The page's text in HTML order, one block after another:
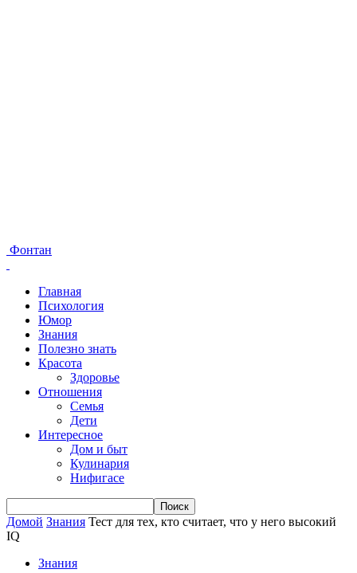
Фонтан
Главная
Психология
Юмор
Знания
Полезно знать
Красота
Здоровье
Отношения
Семья
Дети
Интересное
Дом и быт
Кулинария
Нифигасе
Домой Знания Тест для тех, кто считает, что у него высокий
IQ
Знания